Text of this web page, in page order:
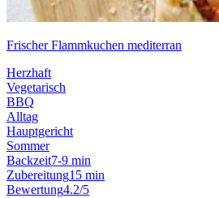
Frischer Flammkuchen mediterran
Herzhaft
Vegetarisch
BBQ
Alltag
Hauptgericht
Sommer
Backzeit7-9 min
Zubereitung15 min
Bewertung4.2/5